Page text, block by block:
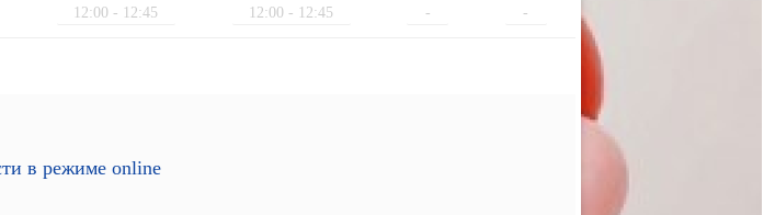
12:00 - 12:45 12:00 - 12:45 - -
в режиме online